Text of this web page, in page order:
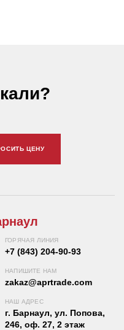
ЦЕНУ
ГОРЯЧАЯ ЛИНИЯ
+7 (843) 204-90-93
НАПИШИТЕ НАМ
zakaz@aprtrade.com
НАШ АДРЕС
г. Барнаул, ул. Попова,
246, оф. 27, 2 этаж